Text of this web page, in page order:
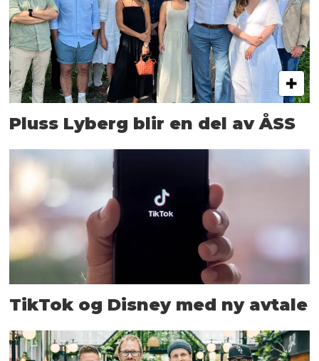
Pluss Lyberg blir en del av ÅSS
TikTok og Disney med ny avtale